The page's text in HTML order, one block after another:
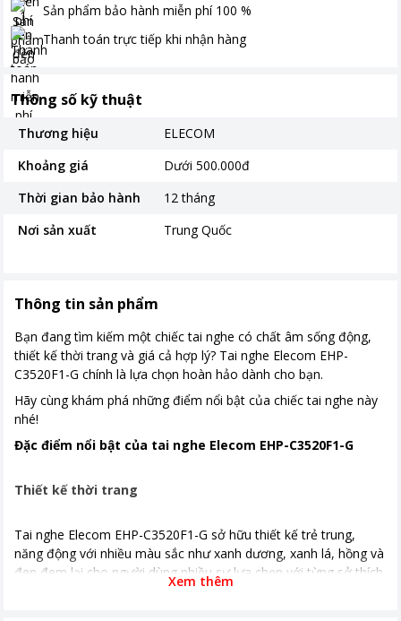
Sản phẩm bảo hành miễn phí 100 %
Thanh toán trực tiếp khi nhận hàng
Thông số kỹ thuật
Thương hiệu
ELECOM
Khoảng giá
Dưới 500.000đ
Thời gian bảo hành
12 tháng
Nơi sản xuất
Trung Quốc
Thông tin sản phẩm
Bạn đang tìm kiếm một chiếc tai nghe có chất âm sống động,
thiết kế thời trang và giá cả hợp lý? Tai nghe Elecom EHP-
C3520F1-G chính là lựa chọn hoàn hảo dành cho bạn.
Hãy cùng khám phá những điểm nổi bật của chiếc tai nghe này
nhé!
Đặc điểm nổi bật của tai nghe Elecom EHP-C3520F1-G
Thiết kế thời trang
Tai nghe Elecom EHP-C3520F1-G sở hữu thiết kế trẻ trung,
năng động với nhiều màu sắc như xanh dương, xanh lá, hồng và
đen đem lại cho người dùng nhiều sự lựa chọn với từng sở thích.
Xem thêm